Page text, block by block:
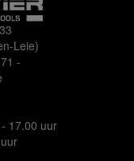
Leie)
-
17.00 uur